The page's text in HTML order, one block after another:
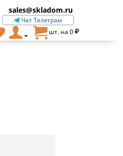
sales@skladom.ru
Чат Телеграм
шт. на 0